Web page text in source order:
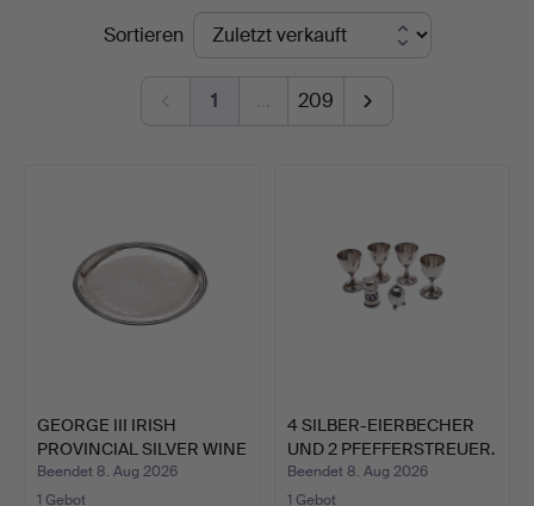
EndpreiseSortieren
1 … 209
GEORGE III IRISH
PROVINCIAL SILVER WINE
FU…
Beendet 8. Aug 2026
1 Gebot
4 SILBER-EIERBECHER
UND 2 PFEFFERSTREUER.
…
Beendet 8. Aug 2026
1 Gebot